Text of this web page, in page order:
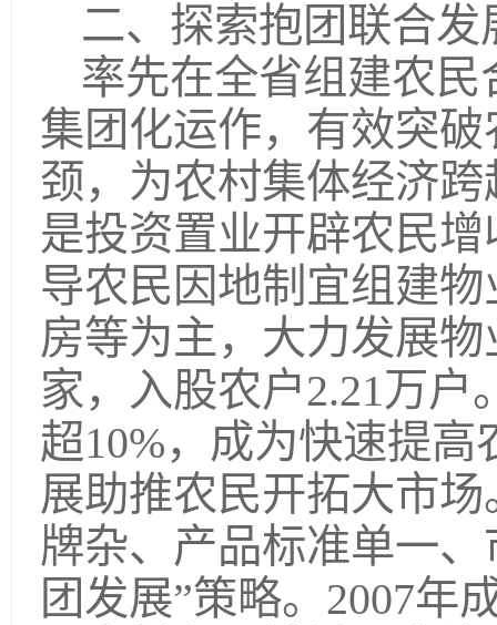
二、探索抱团联合
率先在全省组建农
集团化运作，有效突
颈，为农村集体经济
是投资置业开辟农民
导农民因地制宜组建
房等为主，大力发展
家，入股农户2.21万户
超10%，成为快速提
展助推农民开拓大市
牌杂、产品标准单一
团发展”策略。2007年